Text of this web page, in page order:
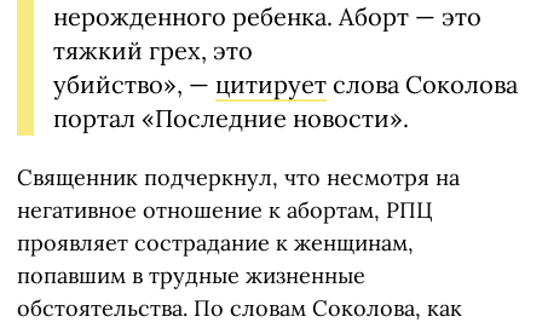
нерожденного ребенка. Аборт — это
тяжкий грех, это
убийство», — цитирует слова Соколова
портал «Последние новости».
Священник подчеркнул, что несмотря на
негативное отношение к абортам, РПЦ
проявляет сострадание к женщинам,
попавшим в трудные жизненные
обстоятельства. По словам Соколова, как